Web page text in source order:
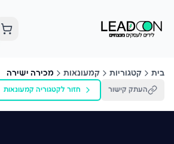
בית קטגוריות קמעונאות מכירה ישירה
העתק קישור חזור לקטגוריה קמעונאות